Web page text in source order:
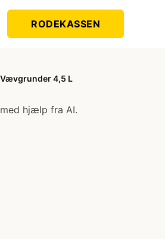
RODEKASSEN
4,5 L
hjælp fra AI.